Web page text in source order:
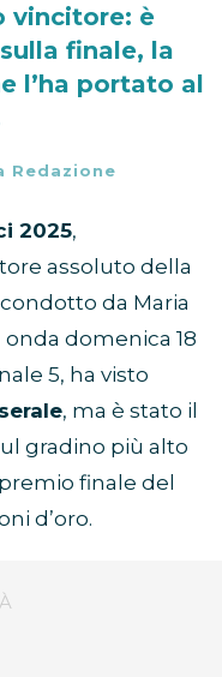
vincitore: è
finale, la
l’ha portato al
Redazione
2025,
assoluto della
da Maria
onda domenica 18
5, ha visto
, ma è stato il
gradino più alto
finale del
d’oro.